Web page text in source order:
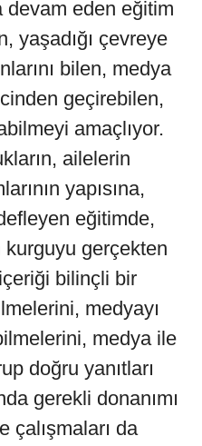
devam eden eğitim
yaşadığı çevreye
bilen, medya
geçirebilen,
amaçlıyor.
ailelerin
yapısına,
eğitimde,
gerçekten
bilinçli bir
medyayı
medya ile
doğru yanıtları
gerekli donanımı
çalışmaları da